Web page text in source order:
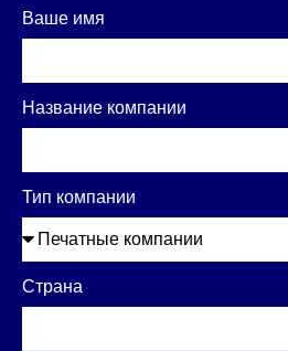
Ваше имя
Название компании
Тип компании
Страна